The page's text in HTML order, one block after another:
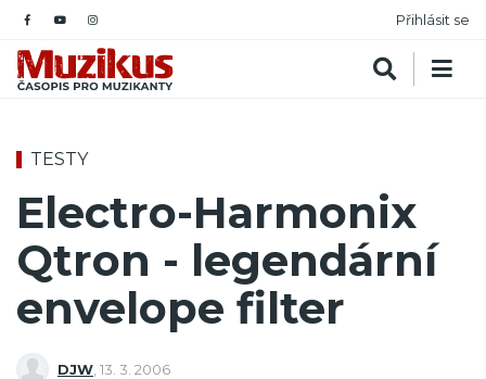
Přihlásit se
TESTY
Electro-Harmonix
Qtron - legendární
envelope filter
DJW 13. 3. 2006